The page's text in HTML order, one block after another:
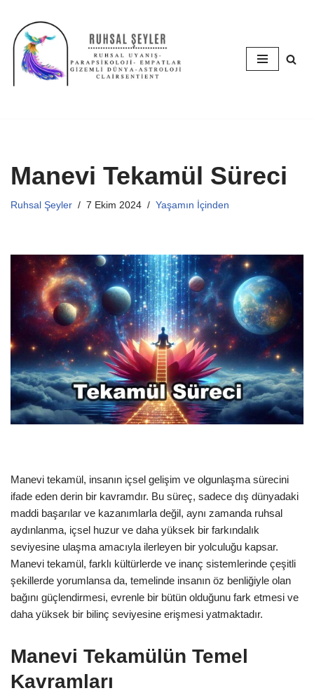
İçeriğe
geç
Manevi Tekamül Süreci
Ruhsal Şeyler 7 Ekim 2024 Yaşamın İçinden
Manevi tekamül, insanın içsel gelişim ve olgunlaşma sürecini
ifade eden derin bir kavramdır. Bu süreç, sadece dış dünyadaki
maddi başarılar ve kazanımlarla değil, aynı zamanda ruhsal
aydınlanma, içsel huzur ve daha yüksek bir farkındalık
seviyesine ulaşma amacıyla ilerleyen bir yolculuğu kapsar.
Manevi tekamül, farklı kültürlerde ve inanç sistemlerinde çeşitli
şekillerde yorumlansa da, temelinde insanın öz benliğiyle olan
bağını güçlendirmesi, evrenle bir bütün olduğunu fark etmesi ve
daha yüksek bir bilinç seviyesine erişmesi yatmaktadır.
Manevi Tekamülün Temel
Kavramları